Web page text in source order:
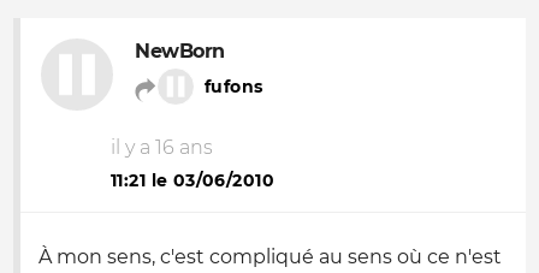
NewBorn
fufons
il y a 16 ans
11:21 le 03/06/2010
À mon sens, c'est compliqué au sens où ce n'est